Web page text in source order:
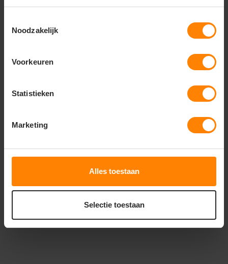
Noodzakelijk
Voorkeuren
Statistieken
Marketing
Alles toestaan
Selectie toestaan
Snelle levering (tot binnen 48u)
Meer stuks = meer korting
PERSONALISEER
ROLY CARLA PA0317
Snelle levering (tot binnen 48u)
Meer stuks = meer korting
PERSONALISEER